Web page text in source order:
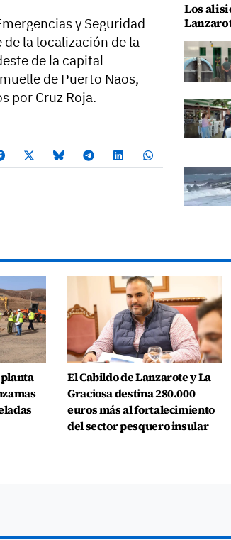
y Seguridad
de la localización de la
de la capital
de Puerto Naos,
por Cruz Roja.
Los
El Cabildo de Lanzarote y La
Graciosa destina 280.000
euros más al fortalecimiento
del sector pesquero insular